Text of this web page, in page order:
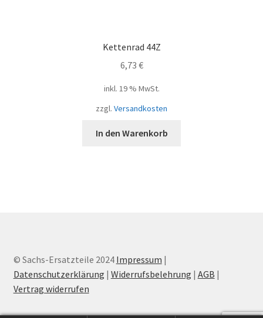
Kettenrad 44Z
6,73 €
inkl. 19 % MwSt.
zzgl. Versandkosten
In den Warenkorb
© Sachs-Ersatzteile 2024 Impressum |
Datenschutzerklärung | Widerrufsbelehrung | AGB |
Vertrag widerrufen